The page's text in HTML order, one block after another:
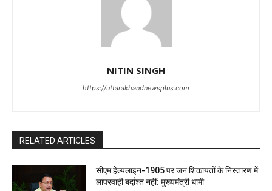
NITIN SINGH
https://uttarakhandnewsplus.com
RELATED ARTICLES
सीएम हेल्पलाइन-1905 पर जन शिकायतों के निस्तारण में
लापरवाही बर्दाश्त नहीं: मुख्यमंत्री धामी